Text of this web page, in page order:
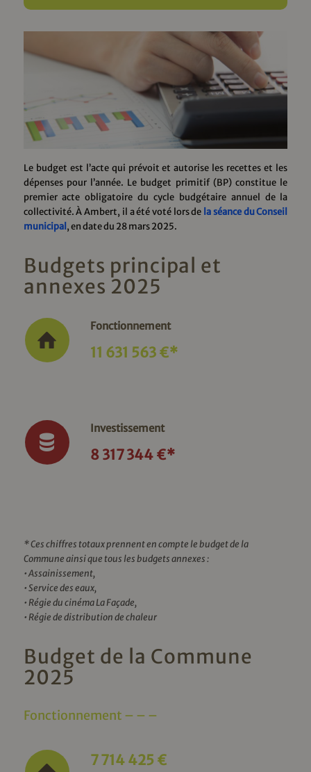
Le budget est l’acte qui prévoit et autorise les recettes et les
dépenses pour l’année. Le budget primitif (BP) constitue le
premier acte obligatoire du cycle budgétaire annuel de la
collectivité. À Ambert, il a été voté lors de la séance du Conseil
municipal , en date du 28 mars 2025.
Budgets principal et
annexes 2025
Fonctionnement
11 631 563 €*
Investissement
8 317 344 €*
* Ces chiffres totaux prennent en compte le budget de la
Commune ainsi que tous les budgets annexes :
• Assainissement,
• Service des eaux,
• Régie du cinéma La Façade,
• Régie de distribution de chaleur
Budget de la Commune
2025
Fonctionnement – – –
7 714 425 €